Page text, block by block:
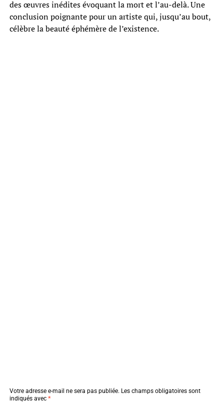
des œuvres inédites évoquant la mort et l’au-delà. Une
conclusion poignante pour un artiste qui, jusqu’au bout,
célèbre la beauté éphémère de l’existence.
Votre adresse e-mail ne sera pas publiée. Les champs obligatoires sont
indiqués avec *